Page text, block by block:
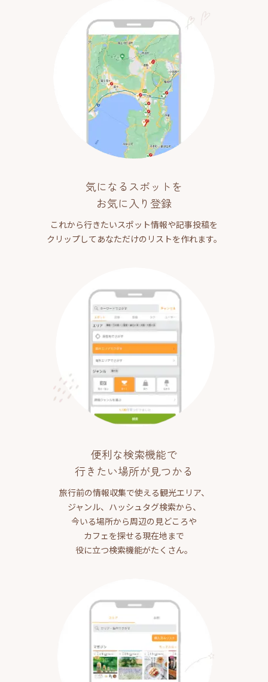
気になるスポットを
お気に入り登録
これから行きたいスポット情報や記事投稿を
クリップしてあなただけのリストを作れます。
便利な検索機能で
行きたい場所が見つかる
旅行前の情報収集で使える観光エリア、
ジャンル、ハッシュタグ検索から、
今いる場所から周辺の見どころや
カフェを探せる現在地まで
役に立つ検索機能がたくさん。